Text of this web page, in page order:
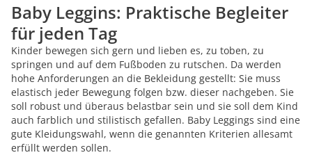
Baby Leggins: Praktische Begleiter
für jeden Tag
Kinder bewegen sich gern und lieben es, zu toben, zu
springen und auf dem Fußboden zu rutschen. Da werden
hohe Anforderungen an die Bekleidung gestellt: Sie muss
elastisch jeder Bewegung folgen bzw. dieser nachgeben. Sie
soll robust und überaus belastbar sein und sie soll dem Kind
auch farblich und stilistisch gefallen. Baby Leggings sind eine
gute Kleidungswahl, wenn die genannten Kriterien allesamt
erfüllt werden sollen.